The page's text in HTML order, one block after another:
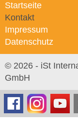
Startseite
Kontakt
Impressum
Datenschutz
© 2026 - iSt
GmbH